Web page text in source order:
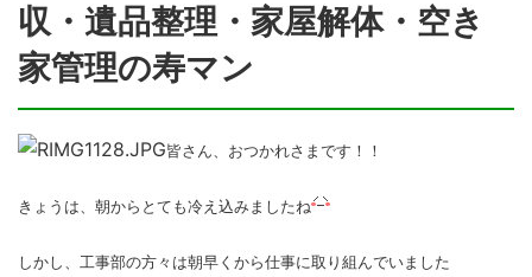
収・遺品整理・家屋解体・空き
家管理の寿マン
皆さん、おつかれさまです！！
きょうは、朝からとても冷え込みましたね
しかし、工事部の方々は朝早くから仕事に取り組んでいました